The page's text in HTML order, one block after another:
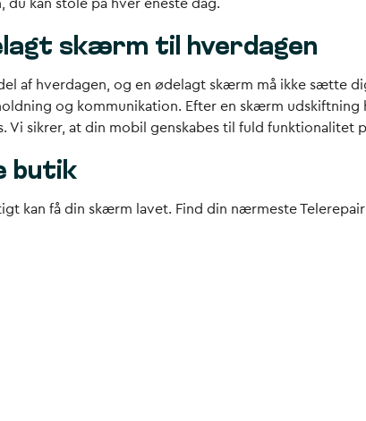
du kan stole på hver eneste dag.
skærm til hverdagen
af hverdagen, og en ødelagt skærm må ikke sætte
og kommunikation. Efter en skærm
Vi sikrer, at din mobil genskabes til fuld funktionalitet
butik
kan få din skærm lavet. Find din nærmeste